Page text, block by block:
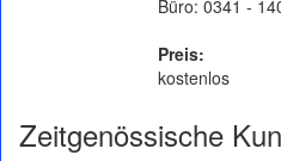
Büro: 0341 -
Preis:
kostenlos
Zeitgenössische